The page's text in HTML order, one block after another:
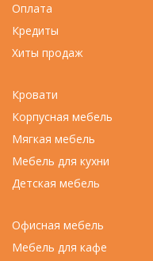
Оплата
Кредиты
Хиты продаж
Кровати
Корпусная мебель
Мягкая мебель
Мебель для кухни
Детская мебель
Офисная мебель
Мебель для кафе